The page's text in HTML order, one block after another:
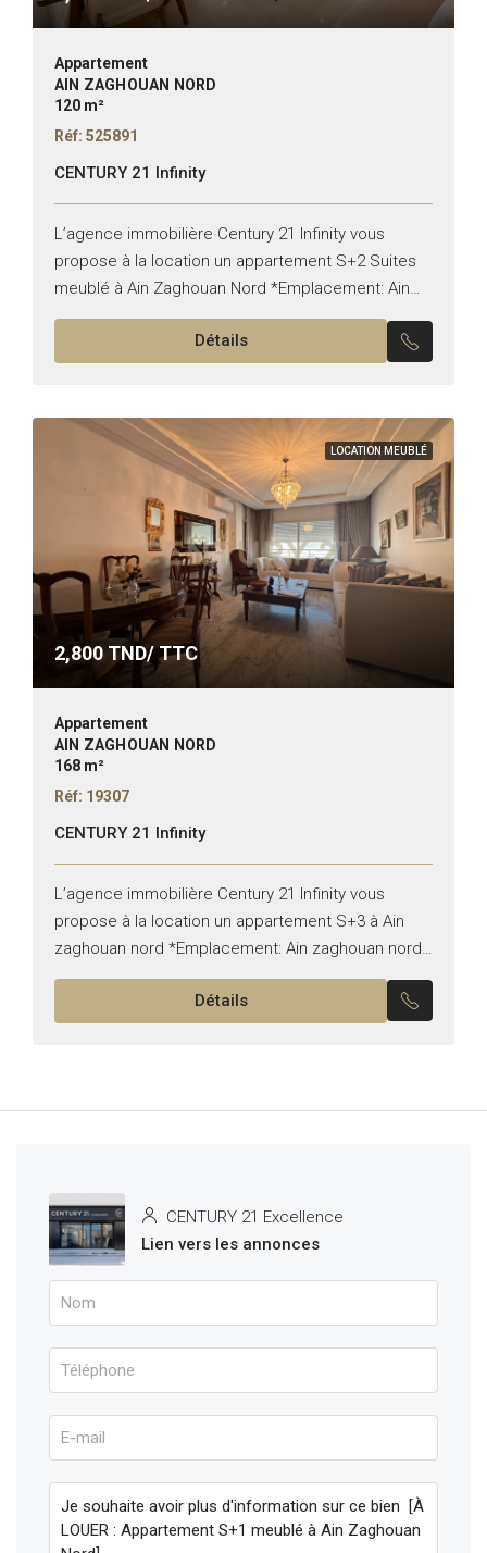
Appartement
AIN ZAGHOUAN NORD
120 m²
Réf: 525891
CENTURY 21 Infinity
L’agence immobilière Century 21 Infinity vous
propose à la location un appartement S+2 Suites
meublé à Ain Zaghouan Nord *Emplacement: Ain
Zaghouan Nord *Typologie: S+2 *État: Meublé Il est
Détails
LOCATION MEUBLÉ
2,800 TND/ TTC
Appartement
AIN ZAGHOUAN NORD
168 m²
Réf: 19307
CENTURY 21 Infinity
L’agence immobilière Century 21 Infinity vous
propose à la location un appartement S+3 à Ain
zaghouan nord *Emplacement: Ain zaghouan nord
*Typologie: S+3 *Superficie: 163 m² *État: meublé Il
Détails
CENTURY 21 Excellence
Lien vers les annonces